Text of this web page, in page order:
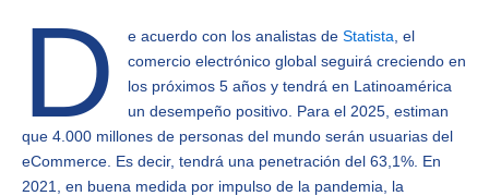
D e acuerdo con los analistas de Statista , el
comercio electrónico global seguirá creciendo en
los próximos 5 años y tendrá en Latinoamérica
un desempeño positivo. Para el 2025, estiman
que 4.000 millones de personas del mundo serán usuarias del
eCommerce. Es decir, tendrá una penetración del 63,1%. En
2021, en buena medida por impulso de la pandemia, la